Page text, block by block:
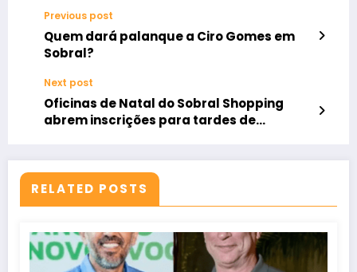
Previous post
Quem dará palanque a Ciro Gomes em
Sobral?
Next post
Oficinas de Natal do Sobral Shopping
abrem inscrições para tardes de
RELATED POSTS